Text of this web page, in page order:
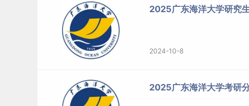
（1）符合（一）中的各项要求。
（2）报考前所学专业为非法学专业。
2.报名参加法律（法学）专业学位硕士研究生招生考试的
（1）符合（一）中的各项要求。
2025广东海洋大学研究
2024-10-8
2025广东海洋大学考研